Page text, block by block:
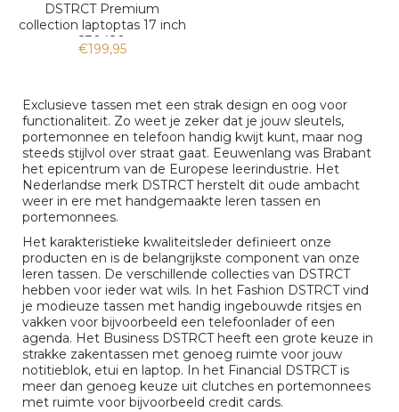
DSTRCT Premium
collection laptoptas 17 inch
230420
€199,95
Exclusieve tassen met een strak design en oog voor
functionaliteit. Zo weet je zeker dat je jouw sleutels,
portemonnee en telefoon handig kwijt kunt, maar nog
steeds stijlvol over straat gaat. Eeuwenlang was Brabant
het epicentrum van de Europese leerindustrie. Het
Nederlandse merk DSTRCT herstelt dit oude ambacht
weer in ere met handgemaakte leren tassen en
portemonnees.
Het karakteristieke kwaliteitsleder definieert onze
producten en is de belangrijkste component van onze
leren tassen. De verschillende collecties van DSTRCT
hebben voor ieder wat wils. In het Fashion DSTRCT vind
je modieuze tassen met handig ingebouwde ritsjes en
vakken voor bijvoorbeeld een telefoonlader of een
agenda. Het Business DSTRCT heeft een grote keuze in
strakke zakentassen met genoeg ruimte voor jouw
notitieblok, etui en laptop. In het Financial DSTRCT is
meer dan genoeg keuze uit clutches en portemonnees
met ruimte voor bijvoorbeeld credit cards.